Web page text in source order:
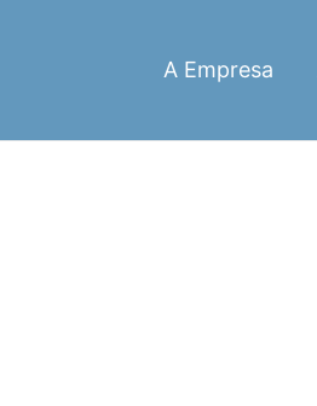
A Empresa